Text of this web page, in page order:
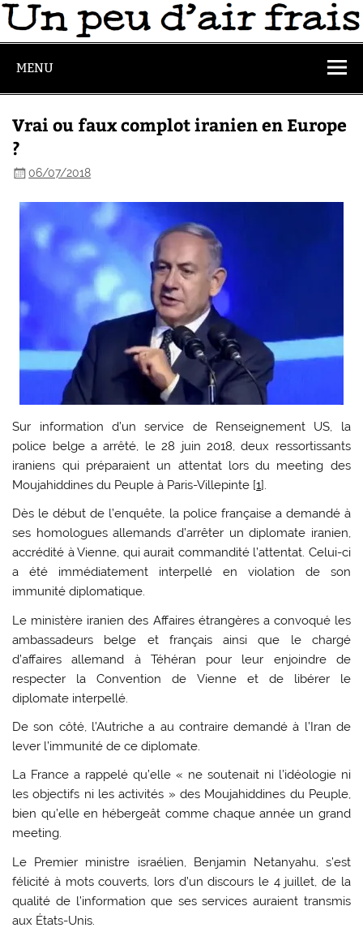
MENU
Vrai ou faux complot iranien en Europe
?
06/07/2018
Sur information d’un service de Renseignement US, la
police belge a arrêté, le 28 juin 2018, deux ressortissants
iraniens qui préparaient un attentat lors du meeting des
Moujahiddines du Peuple à Paris-Villepinte [1].
Dès le début de l’enquête, la police française a demandé à
ses homologues allemands d’arrêter un diplomate iranien,
accrédité à Vienne, qui aurait commandité l’attentat. Celui-ci
a été immédiatement interpellé en violation de son
immunité diplomatique.
Le ministère iranien des Affaires étrangères a convoqué les
ambassadeurs belge et français ainsi que le chargé
d’affaires allemand à Téhéran pour leur enjoindre de
respecter la Convention de Vienne et de libérer le
diplomate interpellé.
De son côté, l’Autriche a au contraire demandé à l’Iran de
lever l’immunité de ce diplomate.
La France a rappelé qu’elle « ne soutenait ni l’idéologie ni
les objectifs ni les activités » des Moujahiddines du Peuple,
bien qu’elle en hébergeât comme chaque année un grand
meeting.
Le Premier ministre israélien, Benjamin Netanyahu, s’est
félicité à mots couverts, lors d’un discours le 4 juillet, de la
qualité de l’information que ses services auraient transmis
aux États-Unis.